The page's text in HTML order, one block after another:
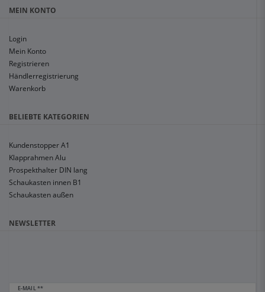
MEIN KONTO
Login
Mein Konto
Registrieren
Händlerregistrierung
Warenkorb
BELIEBTE KATEGORIEN
Kundenstopper A1
Klapprahmen Alu
Prospekthalter DIN lang
Schaukasten innen B1
Schaukasten außen
NEWSLETTER
E-MAIL **